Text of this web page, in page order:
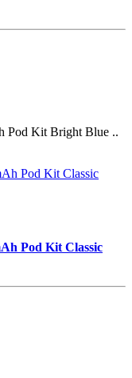
Pod Kit Bright Blue ..
Pod Kit Classic